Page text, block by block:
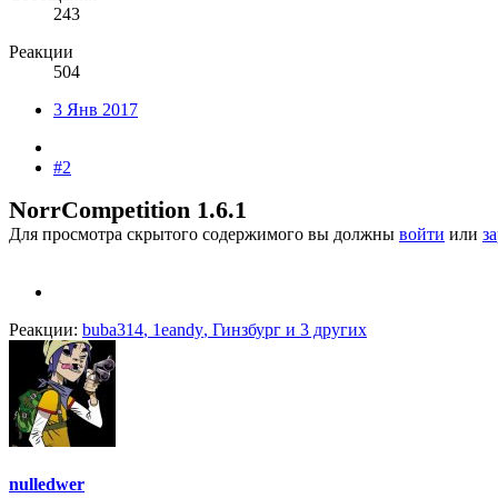
243
Реакции
504
3 Янв 2017
#2
NorrCompetition 1.6.1
Для просмотра скрытого содержимого вы должны войти или
Реакции: buba314, 1eandy, Гинзбург и 3 других
nulledwer